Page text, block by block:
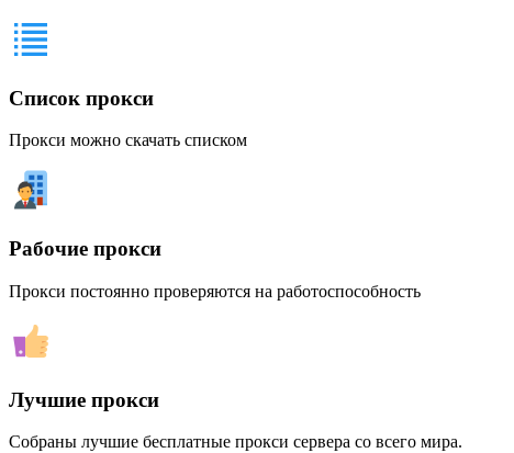
Список прокси
Прокси можно скачать списком
Рабочие прокси
Прокси постоянно проверяются на работоспособность
Лучшие прокси
Собраны лучшие бесплатные прокси сервера со всего мира.